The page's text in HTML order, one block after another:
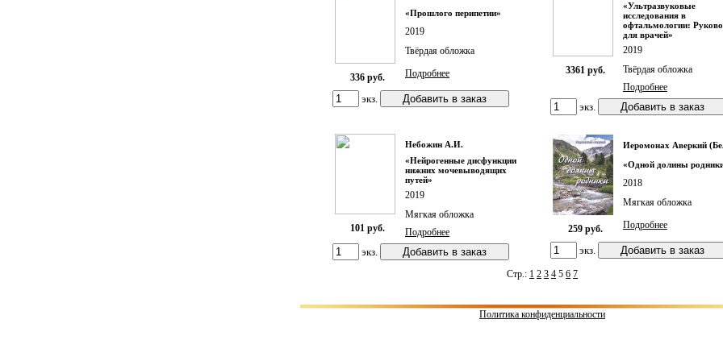
336 руб.
«Прошлого перипетии»
2019
Твёрдая обложка
Подробнее
экз.
3361 руб.
«Ультразвуковые
исследования в
офтальмологии:
для врачей»
2019
Твёрдая обложка
Подробнее
экз.
101 руб.
Небожин А.И.
«Нейрогенные дисфункции
нижних мочевыводящих
путей»
2019
Мягкая обложка
Подробнее
экз.
259 руб.
Иеромонах Аверкий
«Одной долины
2018
Мягкая обложка
Подробнее
экз.
Стр.: 1 2 3 4 5 6 7
Политика конфиденциальности